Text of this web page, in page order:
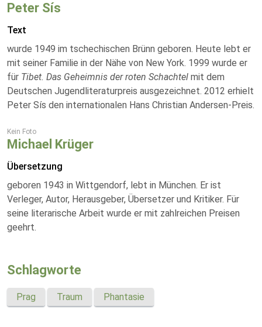
Peter Sís
Text
wurde 1949 im tschechischen Brünn geboren. Heute lebt er
mit seiner Familie in der Nähe von New York. 1999 wurde er
für Tibet. Das Geheimnis der roten Schachtel mit dem
Deutschen Jugendliteraturpreis ausgezeichnet. 2012 erhielt
Peter Sís den internationalen Hans Christian Andersen-Preis.
Kein Foto
Michael Krüger
Übersetzung
geboren 1943 in Wittgendorf, lebt in München. Er ist
Verleger, Autor, Herausgeber, Übersetzer und Kritiker. Für
seine literarische Arbeit wurde er mit zahlreichen Preisen
geehrt.
Schlagworte
Prag Traum Phantasie